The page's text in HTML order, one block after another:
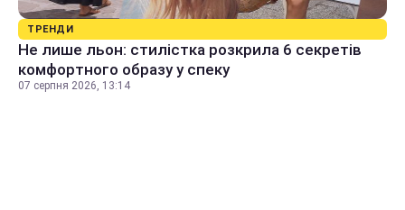
ТРЕНДИ
Не лише льон: стилістка розкрила 6 секретів
комфортного образу у спеку
07 серпня 2026, 13:14